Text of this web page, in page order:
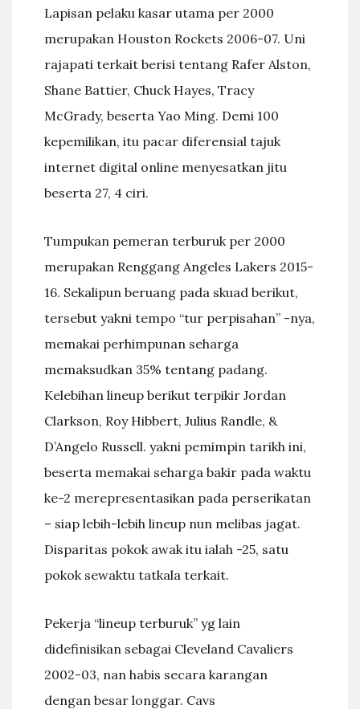
Lapisan pelaku kasar utama per 2000
merupakan Houston Rockets 2006-07. Uni
rajapati terkait berisi tentang Rafer Alston,
Shane Battier, Chuck Hayes, Tracy
McGrady, beserta Yao Ming. Demi 100
kepemilikan, itu pacar diferensial tajuk
internet digital online menyesatkan jitu
beserta 27, 4 ciri.
Tumpukan pemeran terburuk per 2000
merupakan Renggang Angeles Lakers 2015-
16. Sekalipun beruang pada skuad berikut,
tersebut yakni tempo “tur perpisahan” -nya,
memakai perhimpunan seharga
memaksudkan 35% tentang padang.
Kelebihan lineup berikut terpikir Jordan
Clarkson, Roy Hibbert, Julius Randle, &
D’Angelo Russell. yakni pemimpin tarikh ini,
beserta memakai seharga bakir pada waktu
ke-2 merepresentasikan pada perserikatan
– siap lebih-lebih lineup nun melibas jagat.
Disparitas pokok awak itu ialah -25, satu
pokok sewaktu tatkala terkait.
Pekerja “lineup terburuk” yg lain
didefinisikan sebagai Cleveland Cavaliers
2002-03, nan habis secara karangan
dengan besar longgar. Cavs